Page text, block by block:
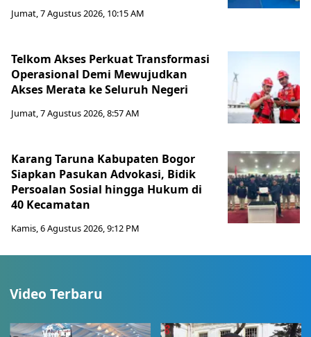
Jumat, 7 Agustus 2026, 10:15 AM
Telkom Akses Perkuat Transformasi
Operasional Demi Mewujudkan
Akses Merata ke Seluruh Negeri
Jumat, 7 Agustus 2026, 8:57 AM
Karang Taruna Kabupaten Bogor
Siapkan Pasukan Advokasi, Bidik
Persoalan Sosial hingga Hukum di
40 Kecamatan
Kamis, 6 Agustus 2026, 9:12 PM
Video Terbaru